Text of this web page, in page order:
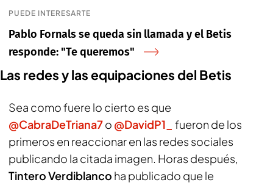
PUEDE INTERESARTE
Pablo Fornals se queda sin llamada y el Betis
responde: "Te queremos"
Las redes y las equipaciones del Betis
Sea como fuere lo cierto es que
@CabraDeTriana7o @DavidP1_
fueron de los
primeros en reaccionar en las redes sociales
publicando la citada imagen. Horas después,
Tintero Verdiblanco ha publicado que le